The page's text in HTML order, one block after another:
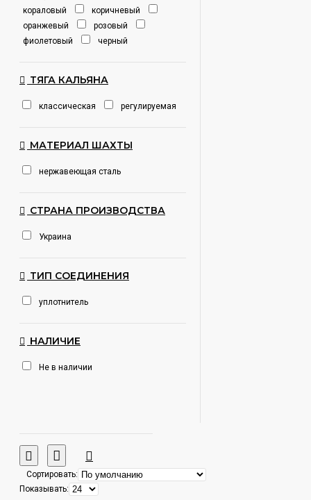
кораловый
коричневый
оранжевый
розовый
фиолетовый
черный
ТЯГА КАЛЬЯНА
классическая регулируемая
МАТЕРИАЛ ШАХТЫ
нержавеющая сталь
СТРАНА ПРОИЗВОДСТВА
Украина
ТИП СОЕДИНЕНИЯ
уплотнитель
НАЛИЧИЕ
Не в наличии
Сортировать:
Показывать: